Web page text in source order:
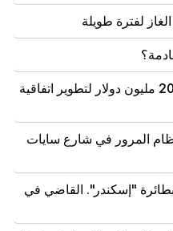
ولادة حوت العنبر قبالة
شهرين
الغاز لفترة طويلة
لفترة طويلة
روبيو: خصصت الولايات المتحدة 201 مليون دولار لتطوير اتفاقية
نظام المرور في شارع سايات
"إسكندر". القاضي في